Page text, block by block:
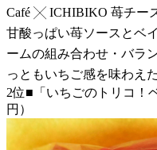
Café ╳ ICHIBIKO 苺チー
甘酸っぱい苺ソースとベ
ームの組み合わせ・バラ
っともいちご感を味わえ
2位■「いちごのトリコ！
円）